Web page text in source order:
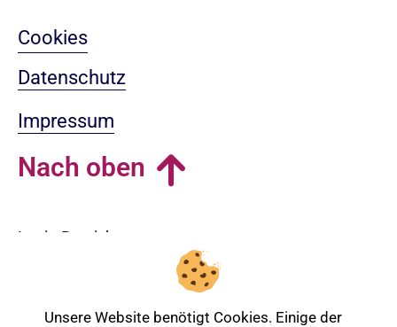
Cookies
Datenschutz
Impressum
Nach oben
Login-Bereich
Unsere Website benötigt Cookies. Einige der